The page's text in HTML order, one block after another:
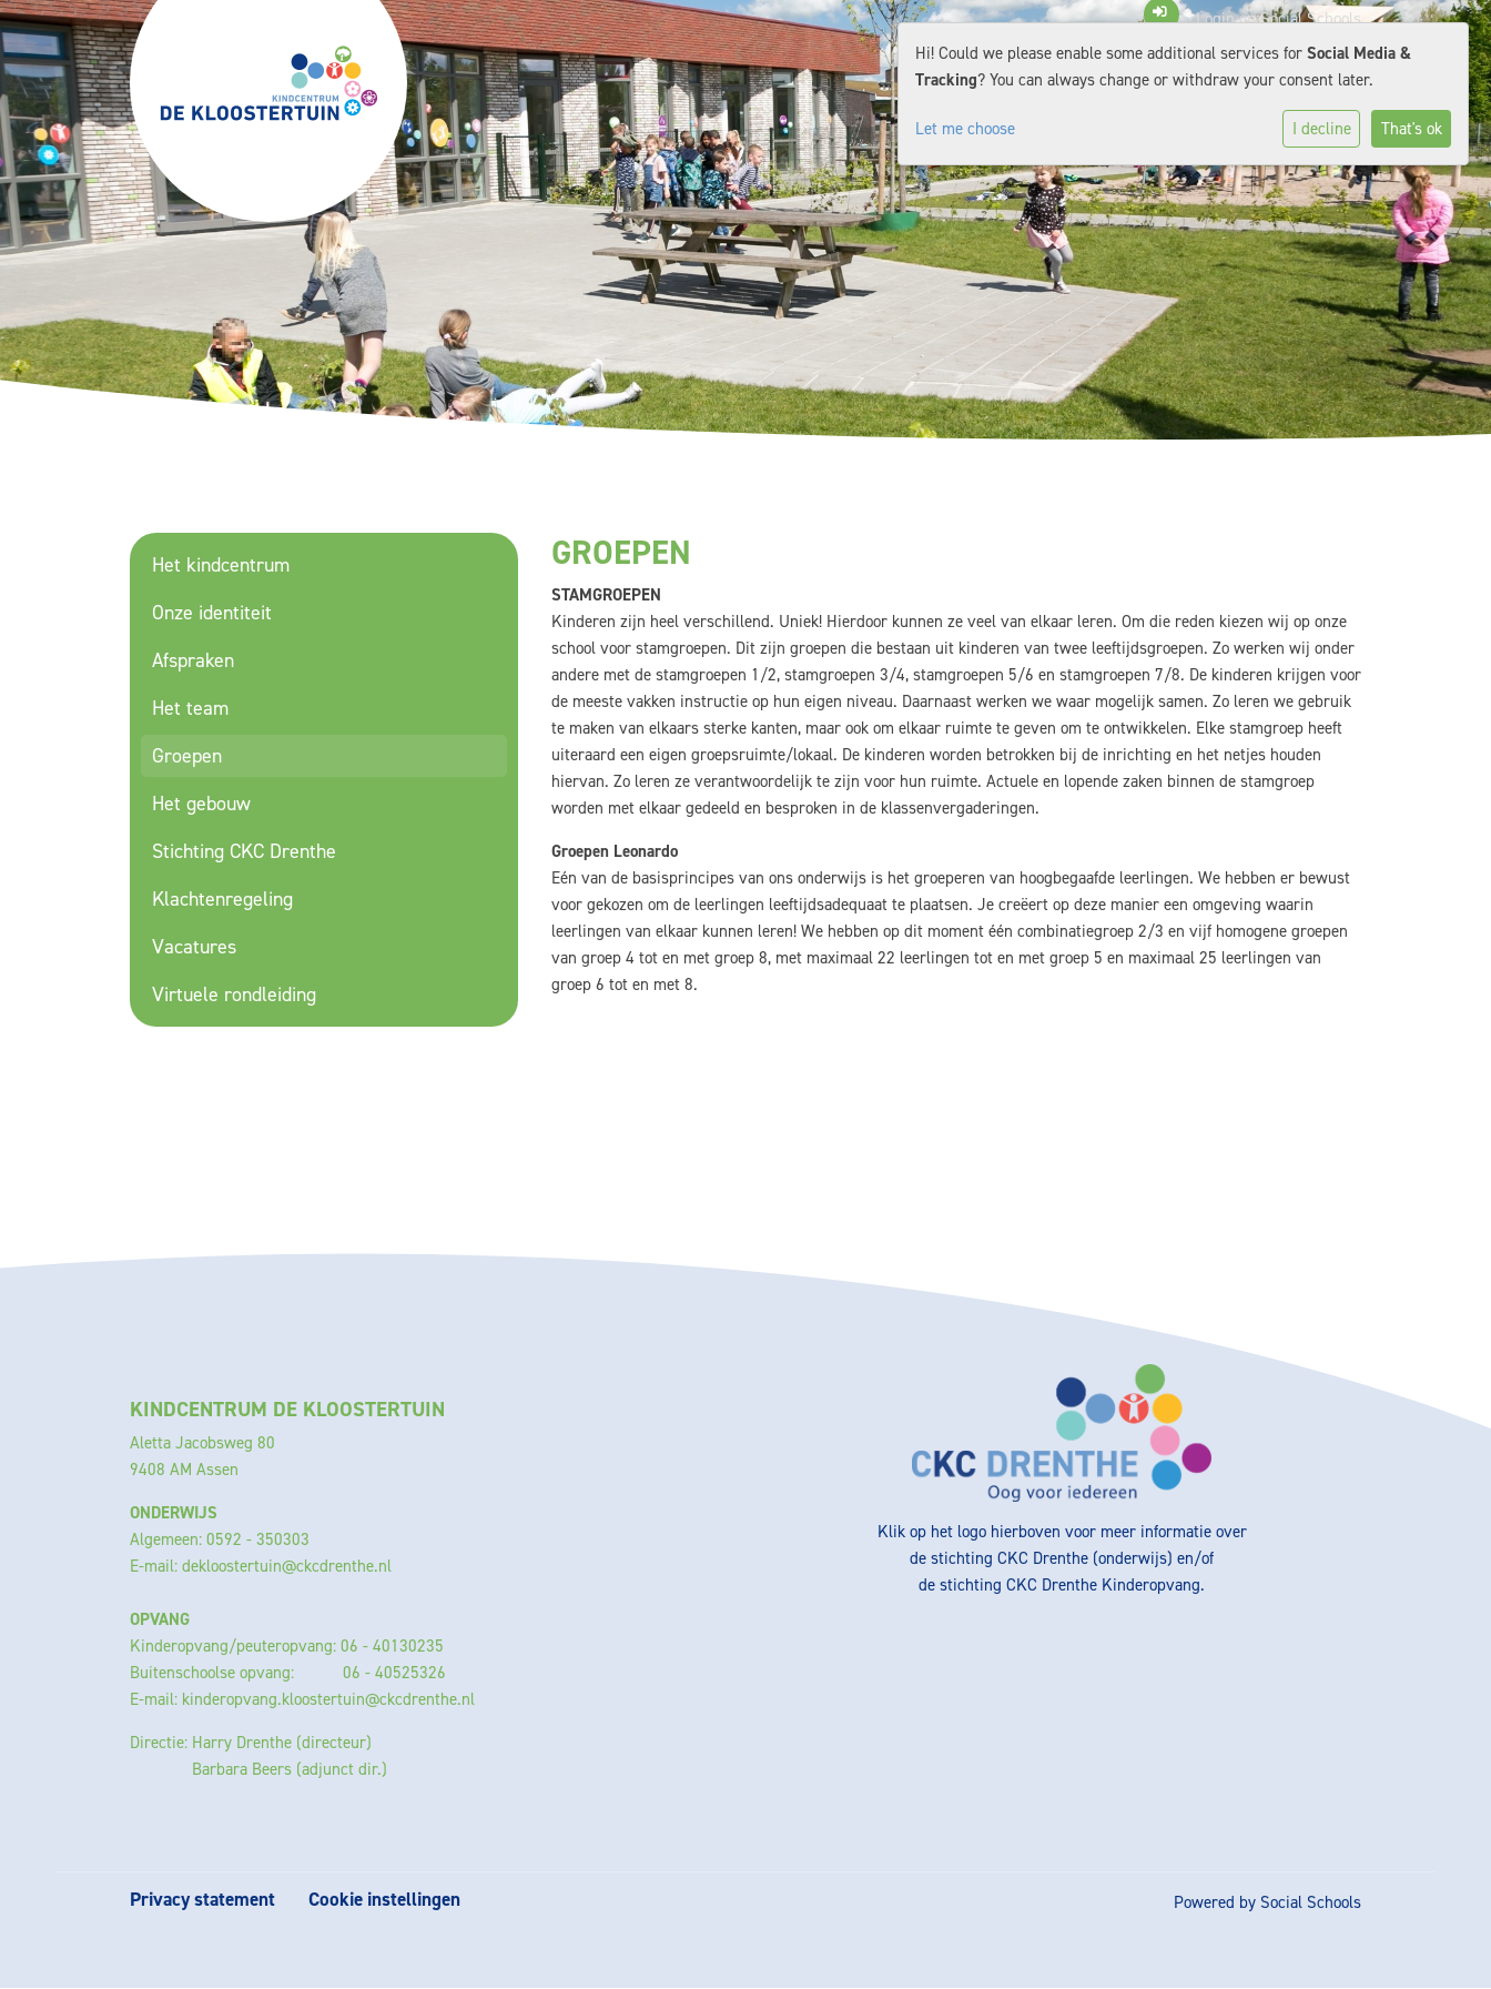
Login op Social Schools
Het kindcentrum
Onze identiteit
Afspraken
Het team
Groepen
Het gebouw
Stichting CKC Drenthe
Klachtenregeling
Vacatures
Virtuele rondleiding
GROEPEN
STAMGROEPEN
Kinderen zijn heel verschillend. Uniek! Hierdoor kunnen ze veel van elkaar leren. Om die reden kiezen wij op onze
school voor stamgroepen. Dit zijn groepen die bestaan uit kinderen van twee leeftijdsgroepen. Zo werken wij onder
andere met de stamgroepen 1/2, stamgroepen 3/4, stamgroepen 5/6 en stamgroepen 7/8. De kinderen krijgen voor
de meeste vakken instructie op hun eigen niveau. Daarnaast werken we waar mogelijk samen. Zo leren we gebruik
te maken van elkaars sterke kanten, maar ook om elkaar ruimte te geven om te ontwikkelen. Elke stamgroep heeft
uiteraard een eigen groepsruimte/lokaal. De kinderen worden betrokken bij de inrichting en het netjes houden
hiervan. Zo leren ze verantwoordelijk te zijn voor hun ruimte. Actuele en lopende zaken binnen de stamgroep
worden met elkaar gedeeld en besproken in de klassenvergaderingen.
Groepen Leonardo
Eén van de basisprincipes van ons onderwijs is het groeperen van hoogbegaafde leerlingen. We hebben er bewust
voor gekozen om de leerlingen leeftijdsadequaat te plaatsen. Je creëert op deze manier een omgeving waarin
leerlingen van elkaar kunnen leren! We hebben op dit moment één combinatiegroep 2/3 en vijf homogene groepen
van groep 4 tot en met groep 8, met maximaal 22 leerlingen tot en met groep 5 en maximaal 25 leerlingen van
groep 6 tot en met 8.
KINDCENTRUM DE KLOOSTERTUIN
Aletta Jacobsweg 80
9408 AM Assen
ONDERWIJS
Algemeen: 0592 - 350303
E-mail: dekloostertuin@ckcdrenthe.nl
OPVANG
Kinderopvang/peuteropvang: 06 - 40130235
Buitenschoolse opvang: 06 - 40525326
E-mail: kinderopvang.kloostertuin@ckcdrenthe.nl
Directie: Harry Drenthe (directeur)
Barbara Beers (adjunct dir.)
Klik op het logo hierboven voor meer informatie over
de stichting CKC Drenthe (onderwijs) en/of
de stichting CKC Drenthe Kinderopvang.
Privacy statement Cookie instellingen Powered by Social Schools
Hi! Could we please enable some additional services for Social Media &
Tracking? You can always change or withdraw your consent later.
Let me choose I decline That's ok